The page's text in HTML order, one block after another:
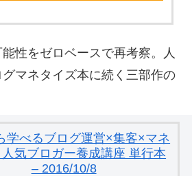
性をゼロベースで再考察。人
マネタイズ本に続く三部作の
学べるブログ運営×集客×マネ
気ブロガー養成講座 単行本
– 2016/10/8